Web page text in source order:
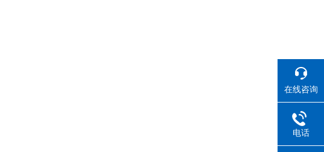
在线咨询
电话